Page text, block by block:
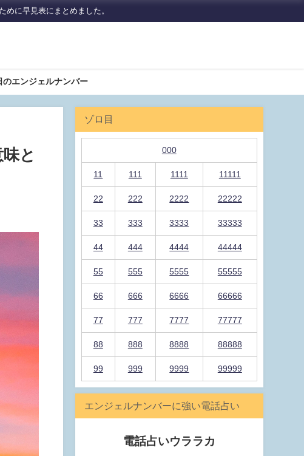
めに早見表にまとめました。
のエンジェルナンバー
と
ゾロ目
000
11 111 1111 11111
22 222 2222 22222
33 333 3333 33333
44 444 4444 44444
55 555 5555 55555
66 666 6666 66666
77 777 7777 77777
88 888 8888 88888
99 999 9999 99999
エンジェルナンバーに強い電話占い
電話占いウララカ